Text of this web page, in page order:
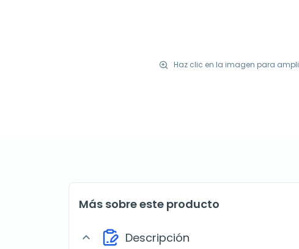
Haz clic en la imagen para
Más sobre este producto
expand_more Descripción